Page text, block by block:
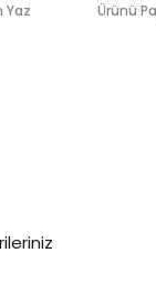
Yaz Ürünü